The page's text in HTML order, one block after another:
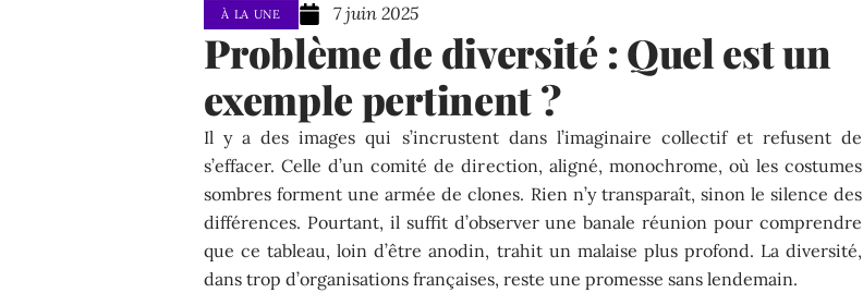
À LA UNE 7 juin 2025
Problème de diversité : Quel est un
exemple pertinent ?
Il y a des images qui s’incrustent dans l’imaginaire collectif et refusent de
s’effacer. Celle d’un comité de direction, aligné, monochrome, où les costumes
sombres forment une armée de clones. Rien n’y transparaît, sinon le silence des
différences. Pourtant, il suffit d’observer une banale réunion pour comprendre
que ce tableau, loin d’être anodin, trahit un malaise plus profond. La diversité,
dans trop d’organisations françaises, reste une promesse sans lendemain.